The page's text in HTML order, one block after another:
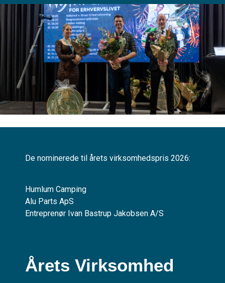
De nominerede til årets virksomhedspris 2026:
Humlum Camping
Alu Parts ApS
Entreprenør Ivan Bastrup Jakobsen A/S
Årets Virksomhed